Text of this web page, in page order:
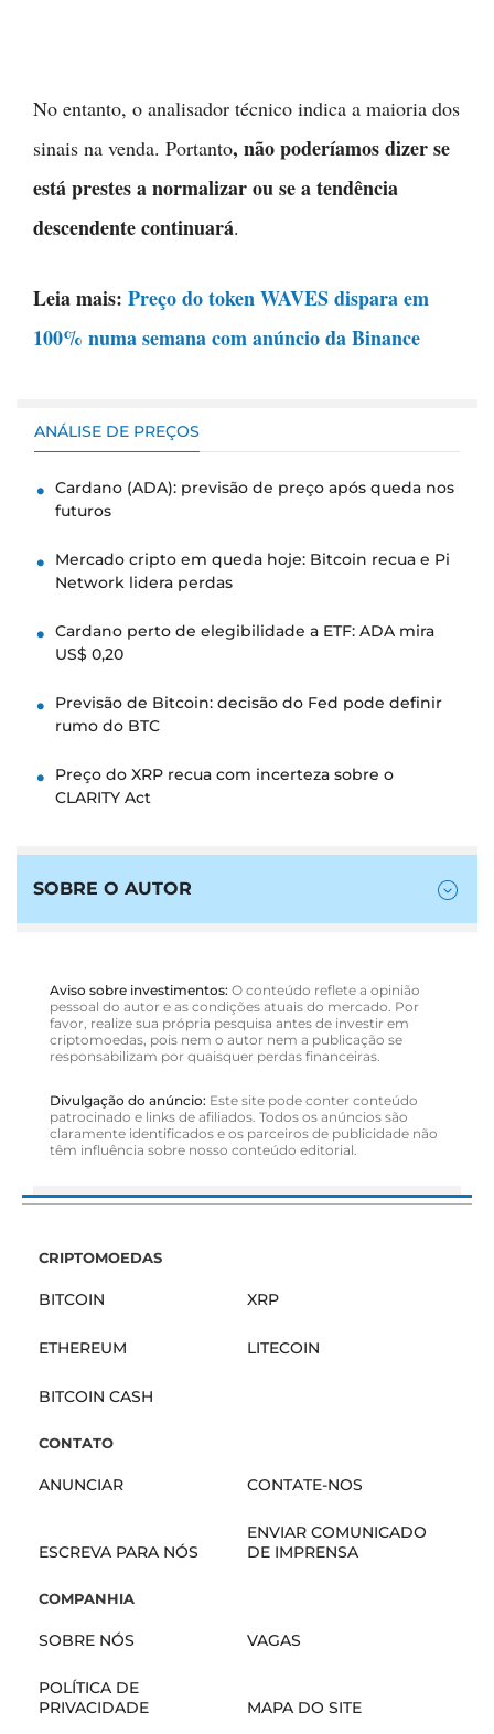
No entanto, o analisador técnico indica a maioria dos
sinais na venda. Portanto, não poderíamos dizer se
está prestes a normalizar ou se a tendência
descendente continuará.
Leia mais: Preço do token WAVES dispara em
100% numa semana com anúncio da Binance
ANÁLISE DE PREÇOS
Cardano (ADA): previsão de preço após queda nos
futuros
Mercado cripto em queda hoje: Bitcoin recua e Pi
Network lidera perdas
Cardano perto de elegibilidade a ETF: ADA mira
US$ 0,20
Previsão de Bitcoin: decisão do Fed pode definir
rumo do BTC
Preço do XRP recua com incerteza sobre o
CLARITY Act
SOBRE O AUTOR
Aviso sobre investimentos: O conteúdo reflete a opinião
pessoal do autor e as condições atuais do mercado. Por
favor, realize sua própria pesquisa antes de investir em
criptomoedas, pois nem o autor nem a publicação se
responsabilizam por quaisquer perdas financeiras.
Divulgação do anúncio: Este site pode conter conteúdo
patrocinado e links de afiliados. Todos os anúncios são
claramente identificados e os parceiros de publicidade não
têm influência sobre nosso conteúdo editorial.
CRIPTOMOEDAS
BITCOIN XRP
ETHEREUM LITECOIN
BITCOIN CASH
CONTATO
ANUNCIAR CONTATE-NOS
ESCREVA PARA NÓS
ENVIAR COMUNICADO
DE IMPRENSA
COMPANHIA
SOBRE NÓS VAGAS
POLÍTICA DE
PRIVACIDADE
MAPA DO SITE